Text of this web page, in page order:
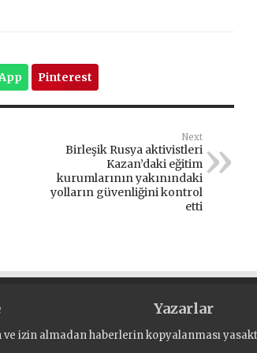
Pinterest
Next
Birleşik Rusya aktivistleri
Kazan’daki eğitim
kurumlarının yakınındaki
yolların güvenliğini kontrol
etti
Yazarlar
izin almadan haberlerin kopyalanması